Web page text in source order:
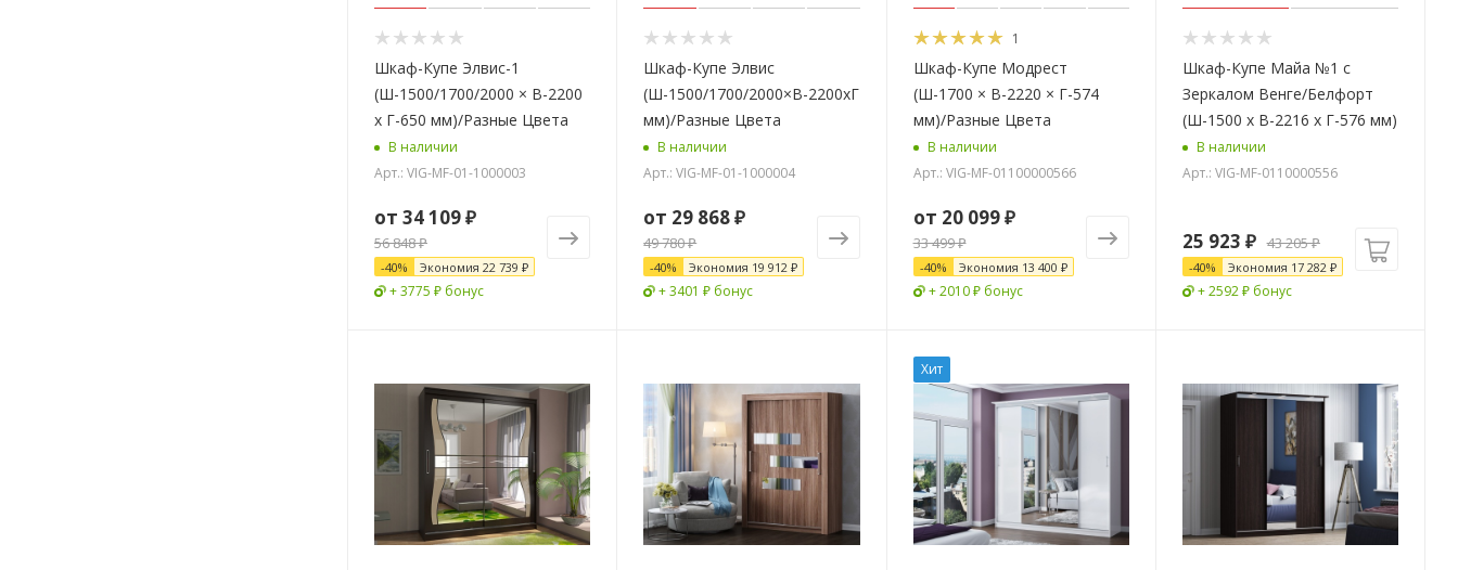
Шкаф-Купе Элвис-1
(Ш-1500/1700/2000 × В-2200
х Г-650 мм)/Разные Цвета
В наличии
Арт.: VIG-MF-01-1000003
от 34 109 ₽
56 848 ₽
-40% Экономия 22 739 ₽
+ 3775 ₽ бонус
Шкаф-Купе Элвис
(Ш-1500/1700/2000×В-2200хГ-650
мм)/Разные Цвета
В наличии
Арт.: VIG-MF-01-1000004
от 29 868 ₽
49 780 ₽
-40% Экономия 19 912 ₽
+ 3401 ₽ бонус
1
Шкаф-Купе Модрест
(Ш-1700 × В-2220 × Г-574
мм)/Разные Цвета
В наличии
Арт.: VIG-MF-01100000566
от 20 099 ₽
33 499 ₽
-40% Экономия 13 400 ₽
+ 2010 ₽ бонус
Шкаф-Купе Майа №1 с
Зеркалом Венге/Белфорт
(Ш-1500 х В-2216 х Г-576 мм)
В наличии
Арт.: VIG-MF-0110000556
25 923 ₽ 43 205₽
-40% Экономия 17 282 ₽
+ 2592 ₽ бонус
Хит